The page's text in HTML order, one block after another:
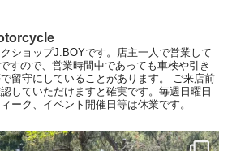
ショップJ.BOYです。店主一人で営業して
すので、営業時間中であっても車検や引き
留守にしていることがあります。
ご来店前
していただけますと確実です。毎週日曜日
ーク、イベント開催日等は休業です。